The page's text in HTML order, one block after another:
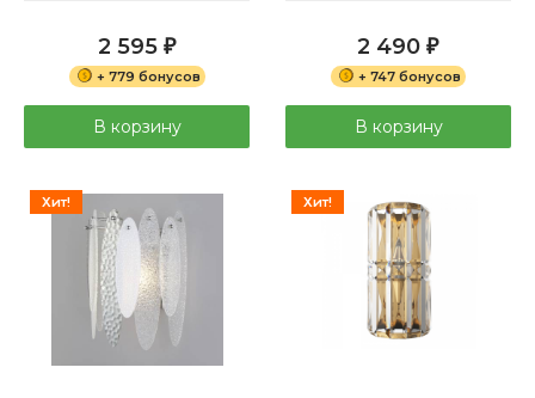
2 595 ₽
+ 779 бонусов
В корзину
2 490 ₽
+ 747 бонусов
В корзину
Хит! Хит!